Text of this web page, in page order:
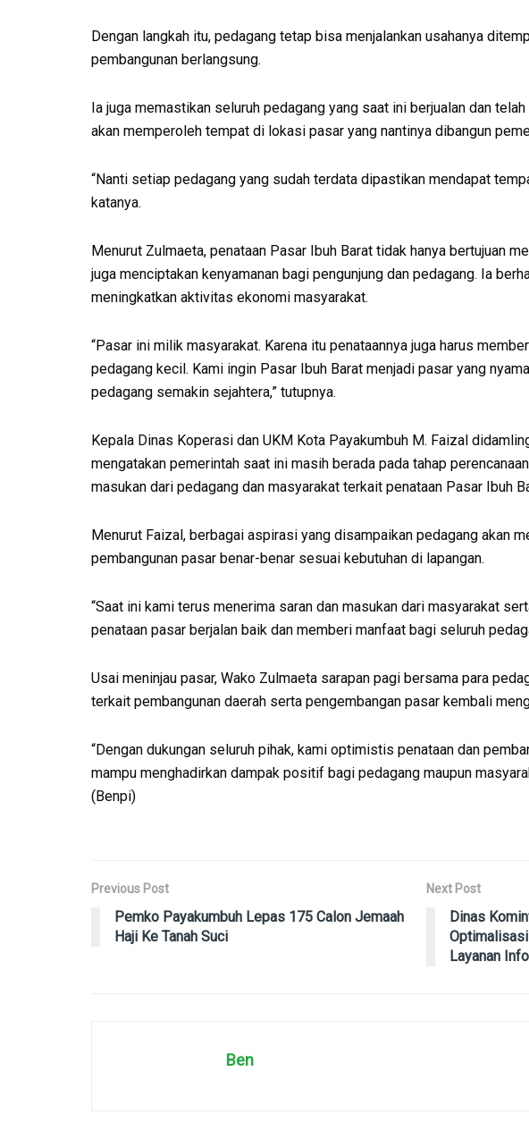
Dengan langkah itu, pedagang tetap bisa menjalankan usahanya
pembangunan berlangsung.
Ia juga memastikan seluruh pedagang yang saat ini berjualan dan
akan memperoleh tempat di lokasi pasar yang nantinya dibangun
“Nanti setiap pedagang yang sudah terdata dipastikan mendapat
katanya.
Menurut Zulmaeta, penataan Pasar Ibuh Barat tidak hanya bertujuan
juga menciptakan kenyamanan bagi pengunjung dan pedagang. Ia
meningkatkan aktivitas ekonomi masyarakat.
“Pasar ini milik masyarakat. Karena itu penataannya juga harus
pedagang kecil. Kami ingin Pasar Ibuh Barat menjadi pasar yang
pedagang semakin sejahtera,” tutupnya.
Kepala Dinas Koperasi dan UKM Kota Payakumbuh M. Faizal
mengatakan pemerintah saat ini masih berada pada tahap
masukan dari pedagang dan masyarakat terkait penataan Pasar Ibuh
Menurut Faizal, berbagai aspirasi yang disampaikan pedagang akan
pembangunan pasar benar-benar sesuai kebutuhan di lapangan.
“Saat ini kami terus menerima saran dan masukan dari masyarakat
penataan pasar berjalan baik dan memberi manfaat bagi seluruh
Usai meninjau pasar, Wako Zulmaeta sarapan pagi bersama para
terkait pembangunan daerah serta pengembangan pasar kembali
“Dengan dukungan seluruh pihak, kami optimistis penataan dan
mampu menghadirkan dampak positif bagi pedagang maupun
(Benpi)
Previous Post
Pemko Payakumbuh Lepas 175 Calon Jemaah
Haji Ke Tanah Suci
Next Post
Dinas
Layanan
Ben